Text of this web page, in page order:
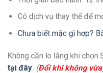
Có dịch vụ thay thế đế
Chưa biết mặc gì hợp?
Không cần lo lắng khi chọn
tại đây. (Đổi khi không vừa